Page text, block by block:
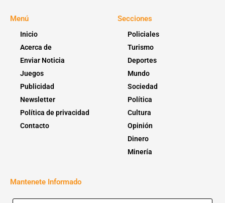
Menú
Inicio
Acerca de
Enviar Noticia
Juegos
Publicidad
Newsletter
Política de privacidad
Contacto
Secciones
Policiales
Turismo
Deportes
Mundo
Sociedad
Política
Cultura
Opinión
Dinero
Minería
Mantenete Informado